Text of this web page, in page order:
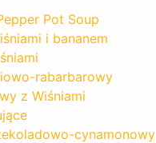
Pot Soup
i bananem
rabarbarowy
z Wiśniami
cynamonowy